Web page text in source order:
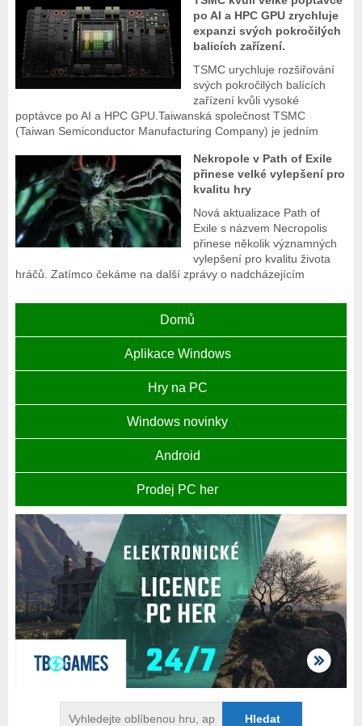
po AI a HPC GPU zrychluje
expanzi svých pokročilých
balicích zařízení.
TSMC urychluje rozšiřování
svých pokročilých balících
zařízení kvůli vysoké
poptávce po AI a HPC GPU.Taiwanská společnost TSMC
(Taiwan Semiconductor Manufacturing Company) je jedním
Nekropole v Path of Exile
přinese velké vylepšení pro
kvalitu hry
Nová aktualizace Path of
Exile s názvem Necropolis
přinese několik významných
vylepšení pro kvalitu života
hráčů. Zatímco čekáme na další zprávy o nadcházejícím
Domů
Aplikace Windows
Hry na PC
Windows novinky
Android
Prodej PC her